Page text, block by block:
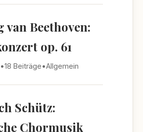
van Beethoven:
op. 61
•18 Beiträge•Allgemein
Schütz:
Chormusik